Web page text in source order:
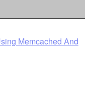
Memcached And